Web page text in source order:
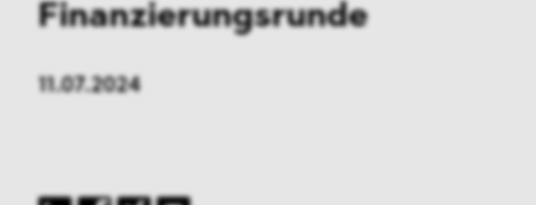
Finanzierungsrunde
11.07.2024